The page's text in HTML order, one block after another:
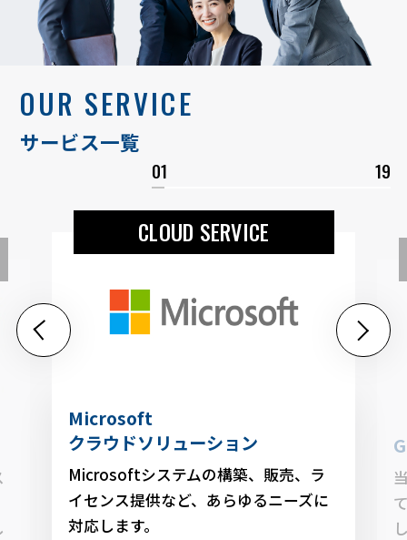
OUR SERVICE
サービス一覧
01 19
CLOUD SERVICE
Microsoft
クラウドソリューション
Microsoftシステムの構築、販売、ラ
イセンス提供など、あらゆるニーズに
対応します。